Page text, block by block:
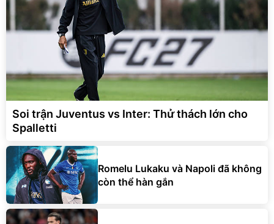
Soi trận Juventus vs Inter: Thử thách lớn cho
Spalletti
Romelu Lukaku và Napoli đã không
còn thể hàn gắn